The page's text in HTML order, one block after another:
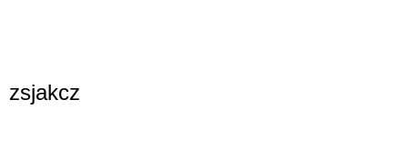
zsjakcz